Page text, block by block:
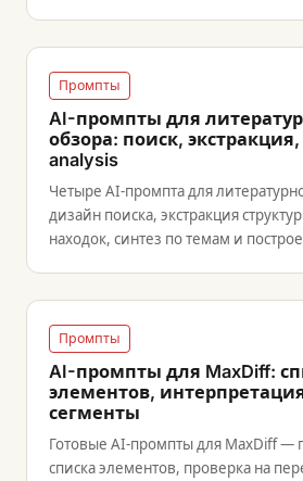
Промпты
AI-промпты для
обзора: поиск,
analysis
Четыре AI-промпта для
дизайн поиска, экстракция
находок, синтез по темам и
Промпты
AI-промпты для MaxDiff:
элементов,
сегменты
Готовые AI-промпты для MaxDiff —
списка элементов, проверка на